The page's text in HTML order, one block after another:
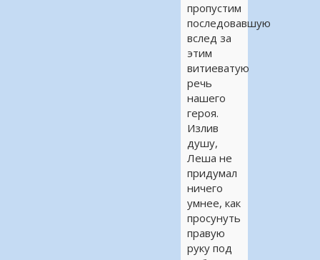
пропустим
последовавшую
вслед за
этим
витиеватую
речь
нашего
героя.
Излив
душу,
Леша не
придумал
ничего
умнее, как
просунуть
правую
руку под